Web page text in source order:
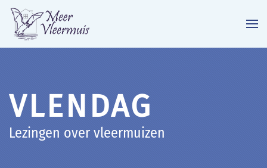
Terug naar hoofdinhoud
VLENDAG
Lezingen over vleermuizen